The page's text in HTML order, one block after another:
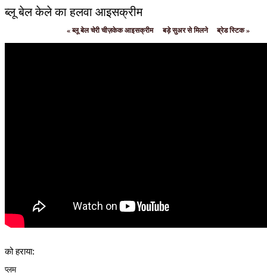
ब्लू बेल केले का हलवा आइसक्रीम
«ब्लू बेल चेरी चीज़केक आइसक्रीम बड़े सुअर से मिलने ब्रेड स्टिक»
को हराया:
प्लम